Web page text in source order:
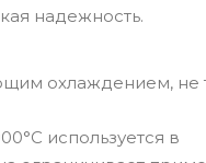
надежность.
охлаждением, не
используется в